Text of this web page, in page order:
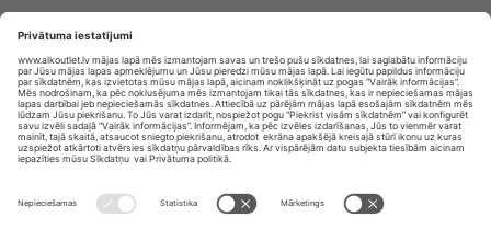
Privātuma Iestatījumi
E-veikala lietošanas noteikumi